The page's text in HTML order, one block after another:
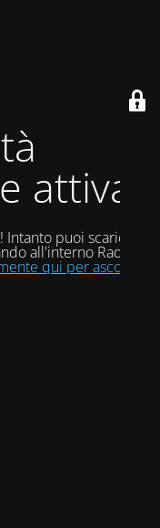
attiva
puoi scaricare
all'interno Radio
qui per ascoltarci!